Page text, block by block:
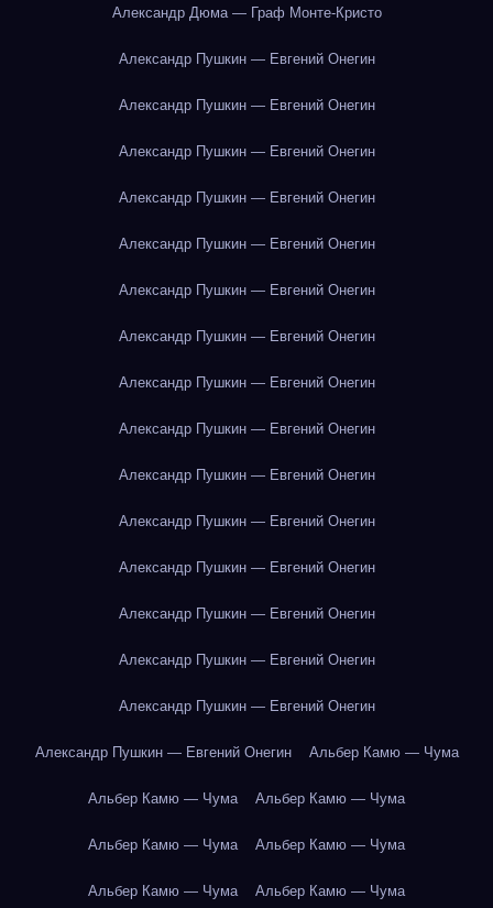
Александр Дюма — Граф Монте-Кристо
Александр Пушкин — Евгений Онегин
Александр Пушкин — Евгений Онегин
Александр Пушкин — Евгений Онегин
Александр Пушкин — Евгений Онегин
Александр Пушкин — Евгений Онегин
Александр Пушкин — Евгений Онегин
Александр Пушкин — Евгений Онегин
Александр Пушкин — Евгений Онегин
Александр Пушкин — Евгений Онегин
Александр Пушкин — Евгений Онегин
Александр Пушкин — Евгений Онегин
Александр Пушкин — Евгений Онегин
Александр Пушкин — Евгений Онегин
Александр Пушкин — Евгений Онегин
Александр Пушкин — Евгений Онегин
Александр Пушкин — Евгений Онегин Альбер Камю — Чума
Альбер Камю — Чума Альбер Камю — Чума
Альбер Камю — Чума Альбер Камю — Чума
Альбер Камю — Чума Альбер Камю — Чума